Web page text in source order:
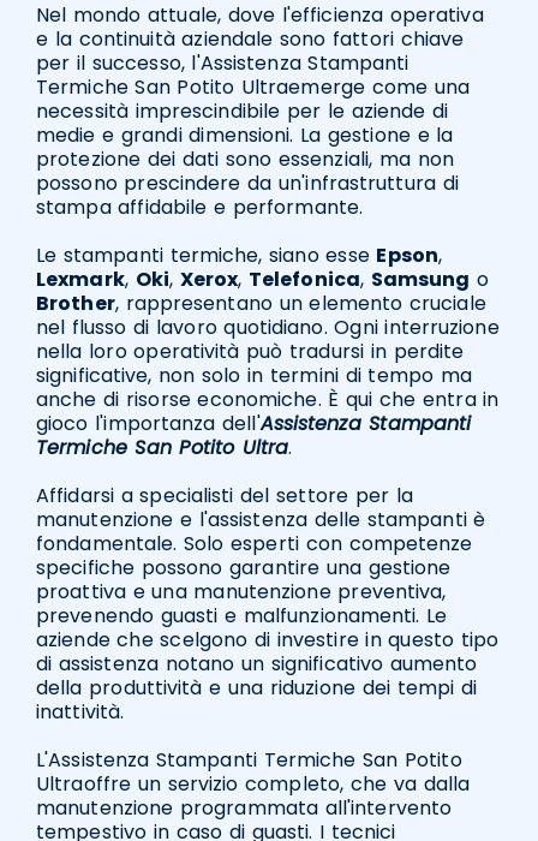
Nel mondo attuale, dove l'efficienza operativa
e la continuità aziendale sono fattori chiave
per il successo, l'Assistenza Stampanti
Termiche San Potito Ultraemerge come una
necessità imprescindibile per le aziende di
medie e grandi dimensioni. La gestione e la
protezione dei dati sono essenziali, ma non
possono prescindere da un'infrastruttura di
stampa affidabile e performante.
Le stampanti termiche, siano esse Epson,
Lexmark, Oki, Xerox, Telefonica, Samsung o
Brother, rappresentano un elemento cruciale
nel flusso di lavoro quotidiano. Ogni interruzione
nella loro operatività può tradursi in perdite
significative, non solo in termini di tempo ma
anche di risorse economiche. È qui che entra in
gioco l'importanza dell'Assistenza Stampanti
Termiche San Potito Ultra.
Affidarsi a specialisti del settore per la
manutenzione e l'assistenza delle stampanti è
fondamentale. Solo esperti con competenze
specifiche possono garantire una gestione
proattiva e una manutenzione preventiva,
prevenendo guasti e malfunzionamenti. Le
aziende che scelgono di investire in questo tipo
di assistenza notano un significativo aumento
della produttività e una riduzione dei tempi di
inattività.
L'Assistenza Stampanti Termiche San Potito
Ultraoffre un servizio completo, che va dalla
manutenzione programmata all'intervento
tempestivo in caso di guasti. I tecnici